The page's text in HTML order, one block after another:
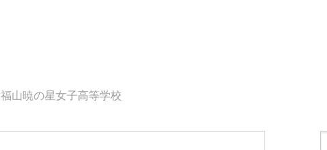
福山暁の星女子高等学校